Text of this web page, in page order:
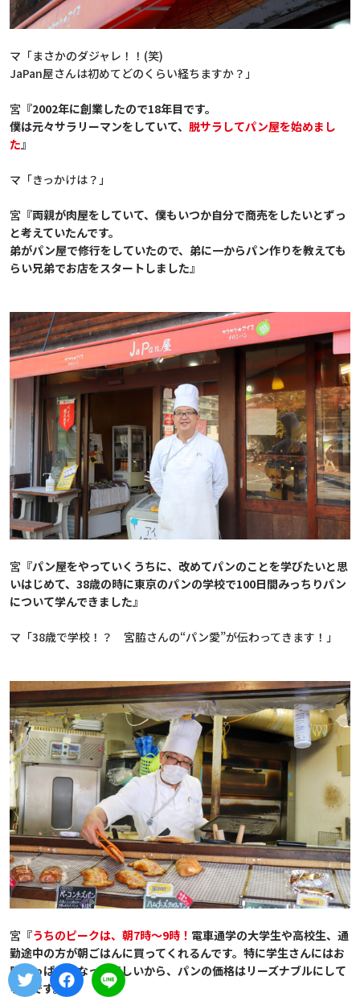
マ「まさかのダジャレ！！(笑)
JaPan屋さんは初めてどのくらい経ちますか？」
宮 『2002年に創業したので18年目です。
僕は元々サラリーマンをしていて、 脱サラしてパン屋を始めまし
た』
マ「きっかけは？」
宮 『両親が肉屋をしていて、僕もいつか自分で商売をしたいとずっ
と考えていたんです。
弟がパン屋で修行をしていたので、弟に一からパン作りを教えても
らい兄弟でお店をスタートしました』
宮 『パン屋をやっていくうちに、改めてパンのことを学びたいと思
いはじめて、38歳の時に東京のパンの学校で100日間みっちりパン
について学んできました』
マ「38歳で学校！？ 宮脇さんの“パン愛”が伝わってきます！」
宮 『うちのピークは、朝7時～9時！ 電車通学の大学生や高校生、通
勤途中の方が朝ごはんに買ってくれるんです。特に学生さんにはお
腹いっぱいになってほしいから、パンの価格はリーズナブルにして
るんです。』